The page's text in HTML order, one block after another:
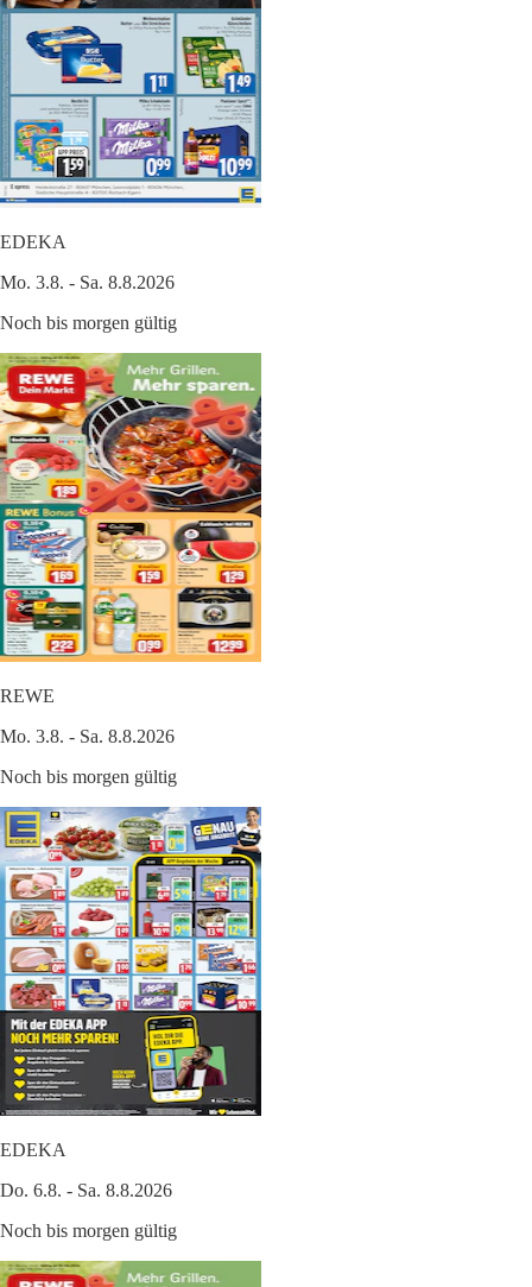
EDEKA
Mo. 3.8. - Sa. 8.8.2026
Noch bis morgen gültig
REWE
Mo. 3.8. - Sa. 8.8.2026
Noch bis morgen gültig
EDEKA
Do. 6.8. - Sa. 8.8.2026
Noch bis morgen gültig